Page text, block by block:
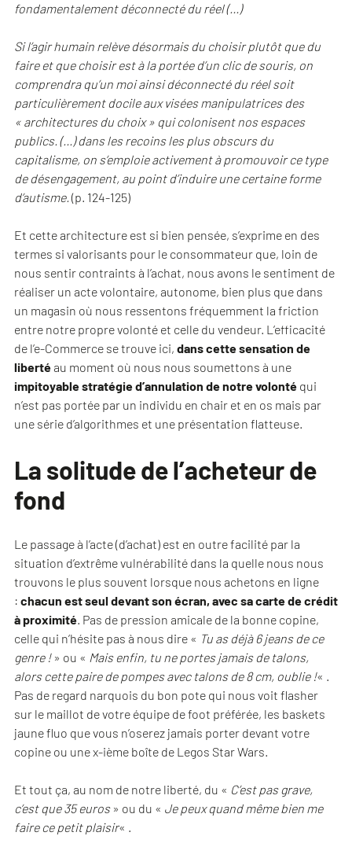
fondamentalement déconnecté du réel (…)
Si l’agir humain relève désormais du choisir plutôt que du
faire et que choisir est à la portée d’un clic de souris, on
comprendra qu’un moi ainsi déconnecté du réel soit
particulièrement docile aux visées manipulatrices des
« architectures du choix » qui colonisent nos espaces
publics. (…) dans les recoins les plus obscurs du
capitalisme, on s’emploie activement à promouvoir ce type
de désengagement, au point d’induire une certaine forme
d’autisme.(p. 124-125)
Et cette architecture est si bien pensée, s’exprime en des
termes si valorisants pour le consommateur que, loin de
nous sentir contraints à l’achat, nous avons le sentiment de
réaliser un acte volontaire, autonome, bien plus que dans
un magasin où nous ressentons fréquemment la friction
entre notre propre volonté et celle du vendeur. L’efficacité
de l’e-Commerce se trouve ici, dans cette sensation de
libertéau moment où nous nous soumettons à une
impitoyable stratégie d’annulation de notre volonté qui
n’est pas portée par un individu en chair et en os mais par
une série d’algorithmes et une présentation flatteuse.
La solitude de l’acheteur de
fond
Le passage à l’acte (d’achat) est en outre facilité par la
situation d’extrême vulnérabilité dans la quelle nous nous
trouvons le plus souvent lorsque nous achetons en ligne
: chacun est seul devant son écran, avec sa carte de crédit
à proximité. Pas de pression amicale de la bonne copine,
celle qui n’hésite pas à nous dire « Tu as déjà 6 jeans de ce
genre !» ou « Mais enfin, tu ne portes jamais de talons,
alors cette paire de pompes avec talons de 8 cm, oublie !« .
Pas de regard narquois du bon pote qui nous voit flasher
sur le maillot de votre équipe de foot préférée, les baskets
jaune fluo que vous n’oserez jamais porter devant votre
copine ou une x-ième boîte de Legos Star Wars.
Et tout ça, au nom de notre liberté, du « C’est pas grave,
c’est que 35 euros» ou du « Je peux quand même bien me
faire ce petit plaisir« .